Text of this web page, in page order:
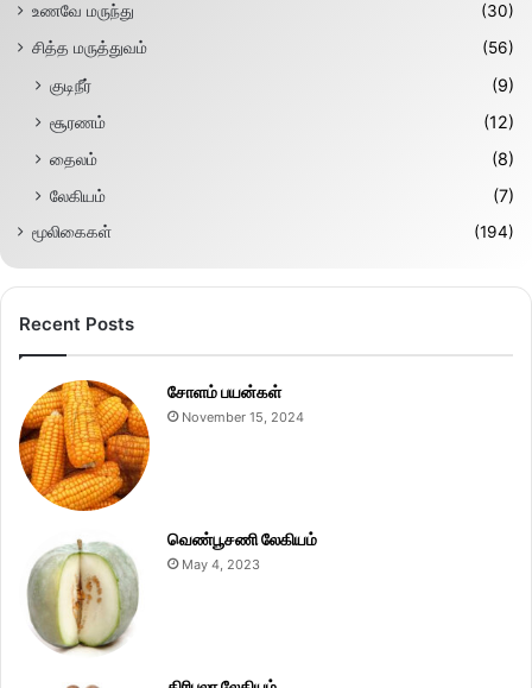
உணவே மருந்து
(30)
சித்த மருத்துவம்
(56)
குடிநீர்
(9)
சூரணம்
(12)
தைலம்
(8)
லேகியம்
(7)
மூலிகைகள் (194)
Recent Posts
சோளம் பயன்கள்
November 15, 2024
வெண்பூசணி லேகியம்
May 4, 2023